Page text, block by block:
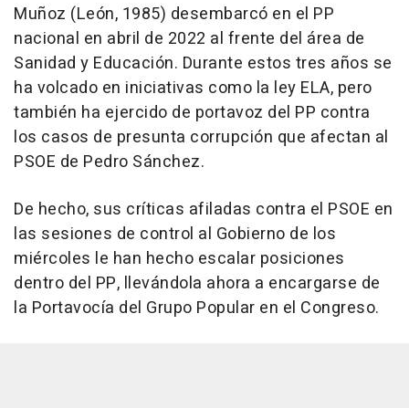
Muñoz (León, 1985) desembarcó en el PP
nacional en abril de 2022 al frente del área de
Sanidad y Educación. Durante estos tres años se
ha volcado en iniciativas como la ley ELA, pero
también ha ejercido de portavoz del PP contra
los casos de presunta corrupción que afectan al
PSOE de Pedro Sánchez.
De hecho, sus críticas afiladas contra el PSOE en
las sesiones de control al Gobierno de los
miércoles le han hecho escalar posiciones
dentro del PP, llevándola ahora a encargarse de
la Portavocía del Grupo Popular en el Congreso.